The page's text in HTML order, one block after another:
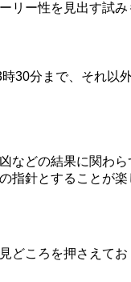
リー性を見出す試み
30分まで、それ以
どの結果に関わ
針とすることが楽
ころを押さえて